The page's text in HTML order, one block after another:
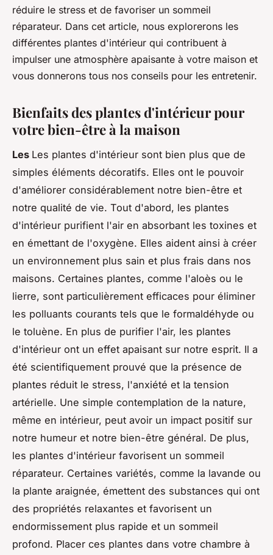
réduire le stress et de favoriser un sommeil
réparateur. Dans cet article, nous explorerons les
différentes plantes d'intérieur qui contribuent à
impulser une atmosphère apaisante à votre maison et
vous donnerons tous nos conseils pour les entretenir.
Bienfaits des plantes d'intérieur pour
votre bien-être à la maison
Les Les plantes d'intérieur sont bien plus que de
simples éléments décoratifs. Elles ont le pouvoir
d'améliorer considérablement notre bien-être et
notre qualité de vie. Tout d'abord, les plantes
d'intérieur purifient l'air en absorbant les toxines et
en émettant de l'oxygène. Elles aident ainsi à créer
un environnement plus sain et plus frais dans nos
maisons. Certaines plantes, comme l'aloès ou le
lierre, sont particulièrement efficaces pour éliminer
les polluants courants tels que le formaldéhyde ou
le toluène. En plus de purifier l'air, les plantes
d'intérieur ont un effet apaisant sur notre esprit. Il a
été scientifiquement prouvé que la présence de
plantes réduit le stress, l'anxiété et la tension
artérielle. Une simple contemplation de la nature,
même en intérieur, peut avoir un impact positif sur
notre humeur et notre bien-être général. De plus,
les plantes d'intérieur favorisent un sommeil
réparateur. Certaines variétés, comme la lavande ou
la plante araignée, émettent des substances qui ont
des propriétés relaxantes et favorisent un
endormissement plus rapide et un sommeil
profond. Placer ces plantes dans votre chambre à